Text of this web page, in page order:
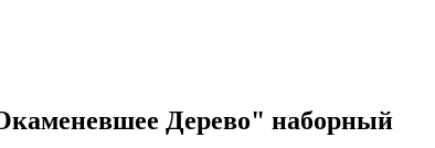
Дерево" наборный